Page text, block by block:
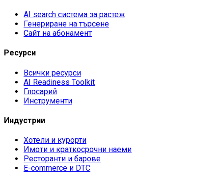
AI search система за растеж
Генериране на търсене
Сайт на абонамент
Ресурси
Всички ресурси
AI Readiness Toolkit
Глосарий
Инструменти
Индустрии
Хотели и курорти
Имоти и краткосрочни наеми
Ресторанти и барове
E-commerce и DTC